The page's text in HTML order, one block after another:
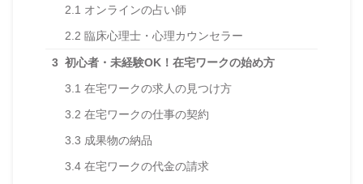
2.1 オンラインの占い師
2.2 臨床心理士・心理カウンセラー
3 初心者・未経験OK！在宅ワークの始め方
3.1 在宅ワークの求人の見つけ方
3.2 在宅ワークの仕事の契約
3.3 成果物の納品
3.4 在宅ワークの代金の請求